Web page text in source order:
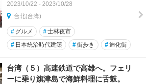
2023/10/22 - 2023/10/28
台北(台湾)
# グルメ #士林夜市
# 日本統治時代建築 #街歩き #迪化街
台湾（５）高速鉄道で高雄へ。フェリ
ーに乗り旗津島で海鮮料理に舌鼓。